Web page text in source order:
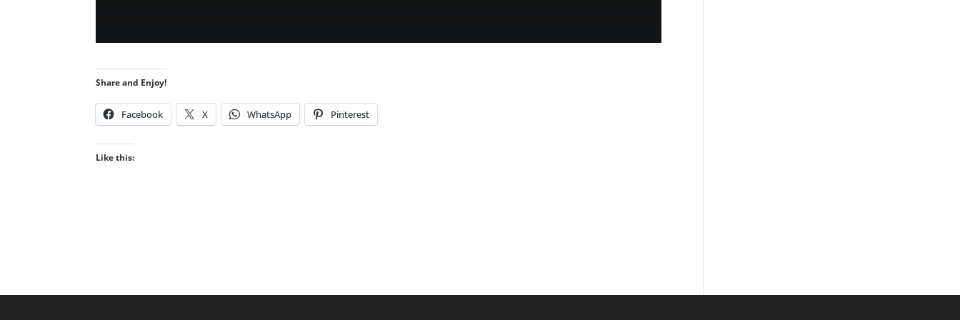
Share and Enjoy!
Facebook X WhatsApp Pinterest
Like this: